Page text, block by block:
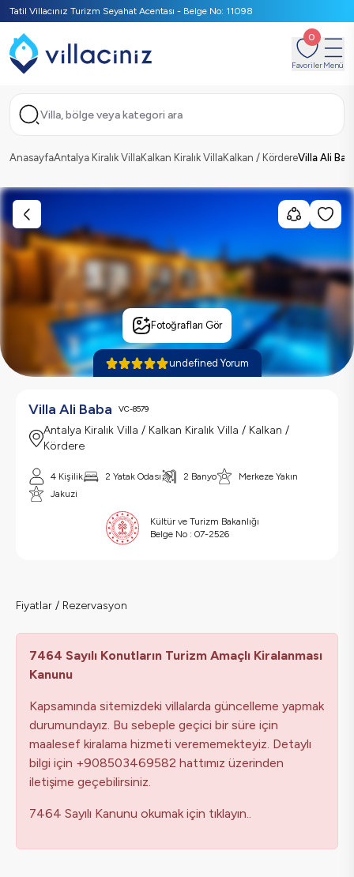
Tatil Villacınız Turizm Seyahat Acentası - Belge No: 11098
0
FavorilerMenü
Villa, bölge veya kategori ara
AnasayfaAntalya Kiralık VillaKalkan Kiralık VillaKalkan / KördereVilla Ali
Fotoğrafları Gör
undefined Yorum
Villa Ali Baba VC-8579
Antalya Kiralık Villa / Kalkan Kiralık Villa / Kalkan /
Kördere
4 Kişilik 2 Yatak Odası 2 Banyo
Merkeze Yakın
Jakuzi
Kültür ve Turizm Bakanlığı
Belge No : 07-2526
Fiyatlar / Rezervasyon
7464 Sayılı Konutların Turizm Amaçlı Kiralanması
Kanunu
Kapsamında sitemizdeki villalarda güncelleme yapmak
durumundayız. Bu sebeple geçici bir süre için
maalesef kiralama hizmeti verememekteyiz. Detaylı
bilgi için +908503469582 hattımız üzerinden
iletişime geçebilirsiniz.
7464 Sayılı Kanunu okumak için tıklayın..